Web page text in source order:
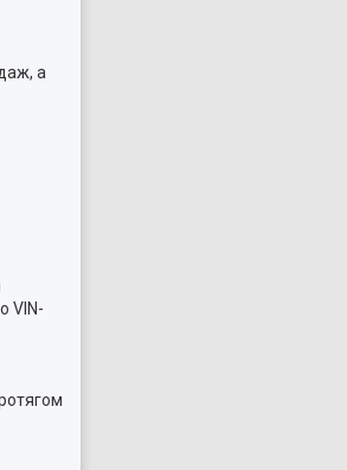
а
VIN-